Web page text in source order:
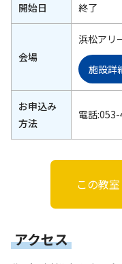
開始日
終了
会場
浜松アリ
施設詳
お申込み
方法
電話
この教
アクセス